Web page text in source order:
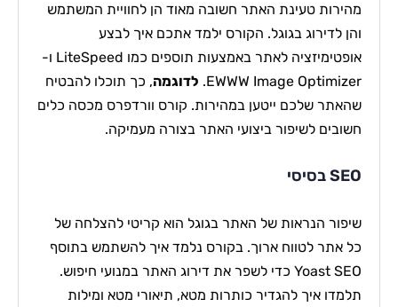
מהירות טעינת האתר חשובה מאוד הן לחוויית המשתמש
והן לדירוג בגוגל. הקורס ילמד אתכם איך לבצע
אופטימיזציה לאתר באמצעות תוספים כמו LiteSpeed ו-
EWWW Image Optimizer. לדוגמה, כך תוכלו להבטיח
שהאתר שלכם ייטען במהירות. קורס וורדפרס מכסה כלים
חשובים לשיפור ביצועי האתר בצורה מעמיקה.
SEO בסיסי
שיפור הנראות של האתר בגוגל הוא קריטי להצלחה של
כל אתר לטווח ארוך. בקורס נלמד איך להשתמש בתוסף
Yoast SEO כדי לשפר את דירוג האתר במנועי חיפוש.
תלמדו איך להגדיר כותרות מטא, תיאורי מטא ומילות